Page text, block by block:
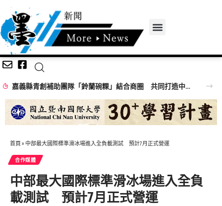
嘉義縣青創補助團隊「鈴蘭碗粿」結合商圈 共同打造中埔美食中繼站
首頁 » 中部最大國際標準滑冰場進入全負載測試 預計7月正式營運
合作媒體
中部最大國際標準滑冰場進入全負
載測試 預計7月正式營運